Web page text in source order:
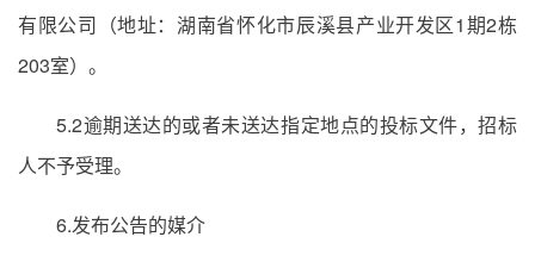
有限公司（地址：湖南省怀化市辰溪县产业开发区1期2栋
203室）。
5.2逾期送达的或者未送达指定地点的投标文件，招标
人不予受理。
6.发布公告的媒介